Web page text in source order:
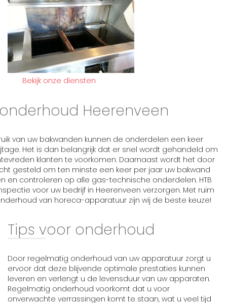
Bekijk onze diensten
Heerenveen
van uw bakwanden kunnen de onderdelen een keer
Het is dan belangrijk dat er snel wordt gehandeld om
klanten te voorkomen. Daarnaast wordt het door
gesteld om ten minste een keer per jaar uw bakwand
en controleren op alle gas-technische onderdelen. HTB
voor uw bedrijf in Heerenveen verzorgen. Met ruim
van horeca-apparatuur zijn wij de beste keuze!
Tips voor onderhoud
Door regelmatig onderhoud van uw apparatuur zorgt u
ervoor dat deze blijvende optimale prestaties kunnen
leveren en verlengt u de levensduur van uw apparaten.
Regelmatig onderhoud voorkomt dat u voor
onverwachte verrassingen komt te staan, wat u veel tijd